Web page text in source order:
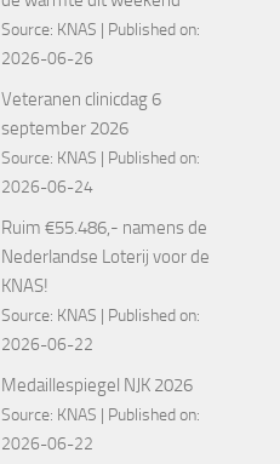
Source: KNAS
Published on:
2026-06-26
Veteranen clinicdag 6
september 2026
Source: KNAS
Published on:
2026-06-24
Ruim €55.486,- namens de
Nederlandse Loterij voor de
KNAS!
Source: KNAS
Published on:
2026-06-22
Medaillespiegel NJK 2026
Source: KNAS
Published on:
2026-06-22